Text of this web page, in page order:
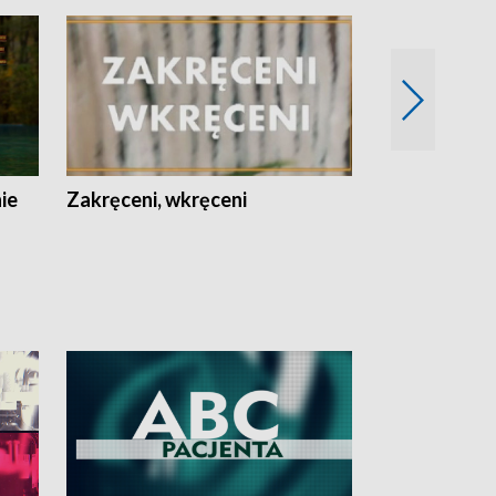
Zakręceni, wkręceni